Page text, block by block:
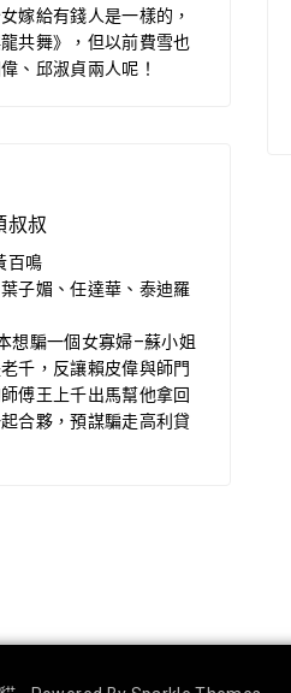
嫁給有錢人是一樣的，
共舞》，但以前費雪也
、邱淑貞兩人呢！
叔叔
百鳴
子媚、任達華、泰迪羅
想騙一個女寡婦–蘇小姐
千，反讓賴皮偉與師門
傅王上千出馬幫他拿回
合夥，預謀騙走高利貸